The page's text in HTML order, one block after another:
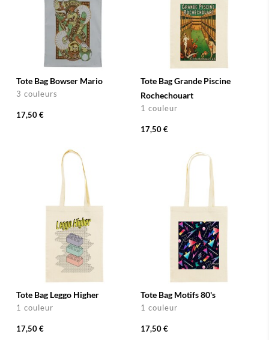
Tote Bag Bowser Mario
3 couleurs
17,50 €
Tote Bag Grande Piscine
Rochechouart
1 couleur
17,50 €
Tote Bag Leggo Higher
1 couleur
17,50 €
Tote Bag Motifs 80's
1 couleur
17,50 €